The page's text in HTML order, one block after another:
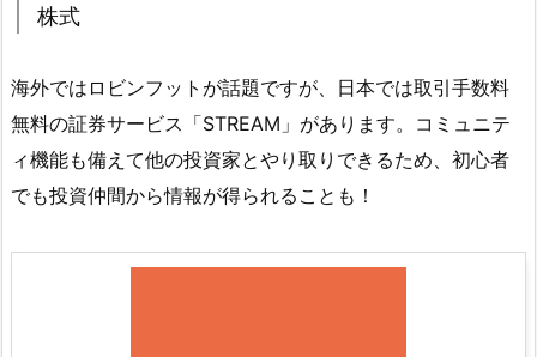
株式
海外ではロビンフットが話題ですが、日本では取引手数料
無料の証券サービス「STREAM」があります。コミュニテ
ィ機能も備えて他の投資家とやり取りできるため、初心者
でも投資仲間から情報が得られることも！